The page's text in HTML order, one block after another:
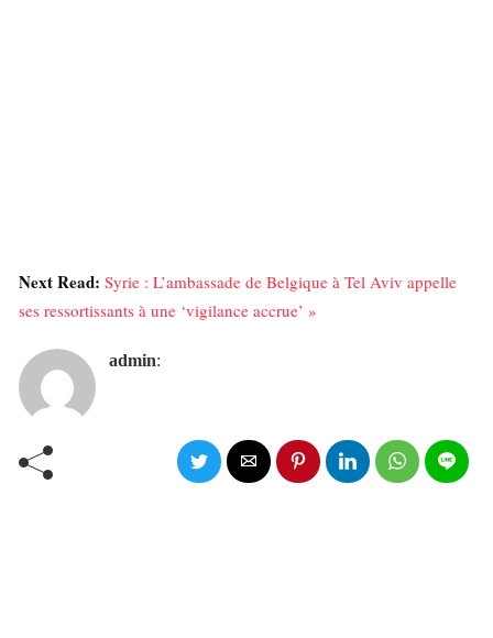
Next Read: Syrie : L’ambassade de Belgique à Tel Aviv appelle
ses ressortissants à une ‘vigilance accrue’ »
admin: